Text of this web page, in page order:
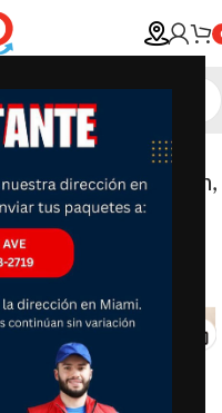
18000r/min,
de azulejos,
10AH Li-On